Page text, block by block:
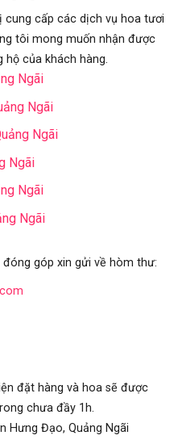
cấp các dịch vụ hoa tươi
tôi mong muốn nhận được
hộ của khách hàng.
Ngãi
Ngãi
Ngãi
Ngãi
Ngãi
Ngãi
đóng góp xin gửi về hòm thư:
đặt hàng và hoa sẽ được
chưa đầy 1h.
Hưng Đạo, Quảng Ngãi